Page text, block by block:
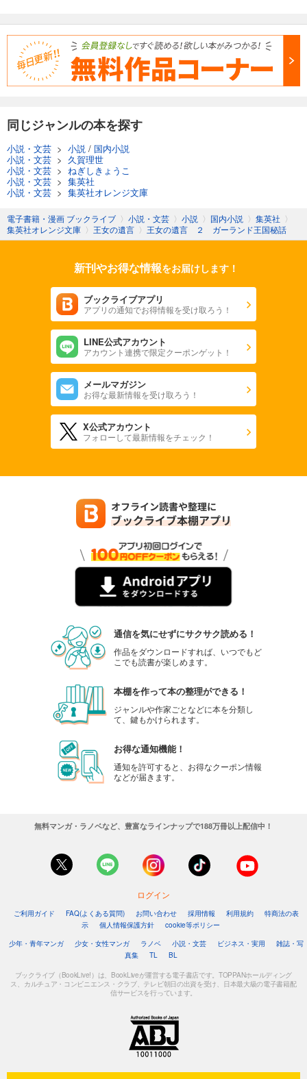
同じジャンルの本を探す
小説・文芸 > 小説 / 国内小説
小説・文芸 > 久賀理世
小説・文芸 > ねぎしきょうこ
小説・文芸 > 集英社
小説・文芸 > 集英社オレンジ文庫
電子書籍・漫画 ブックライブ 〉 小説・文芸 〉 小説 〉 国内小説 〉 集英社 〉
集英社オレンジ文庫 〉 王女の遺言 〉 王女の遺言 ２ ガーランド王国秘話
新刊やお得な情報をお届けします！
ブックライブアプリ
アプリの通知でお得情報を受け取ろう！
LINE公式アカウント
アカウント連携で限定クーポンゲット！
メールマガジン
お得な最新情報を受け取ろう！
X公式アカウント
フォローして最新情報をチェック！
通信を気にせずにサクサク読める！
作品をダウンロードすれば、いつでもど
こでも読書が楽しめます。
本棚を作って本の整理ができる！
ジャンルや作家ごとなどに本を分類し
て、鍵もかけられます。
お得な通知機能！
通知を許可すると、お得なクーポン情報
などが届きます。
無料マンガ・ラノベなど、豊富なラインナップで188万冊以上配信中！
ログイン
ご利用ガイド FAQ(よくある質問) お問い合わせ 採用情報 利用規約
特商法の表
示
個人情報保護方針
cookie等ポリシー
少年・青年マンガ
少女・女性マンガ ラノベ 小説・文芸 ビジネス・実用
雑誌・写
真集
TL BL
ブックライブ（BookLive!）は、BookLiveが運営する電子書店です。TOPPANホールディング
ス、カルチュア・コンビニエンス・クラブ、テレビ朝日の出資を受け、日本最大級の電子書籍配
信サービスを行っています。